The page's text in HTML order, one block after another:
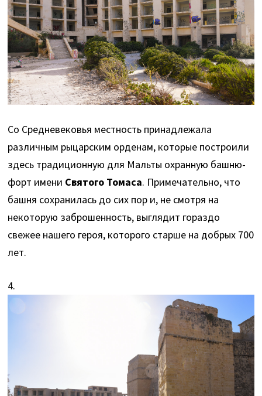
Со Средневековья местность принадлежала
различным рыцарским орденам, которые построили
здесь традиционную для Мальты охранную башню-
форт имени Святого Томаса. Примечательно, что
башня сохранилась до сих пор и, не смотря на
некоторую заброшенность, выглядит гораздо
свежее нашего героя, которого старше на добрых 700
лет.
4.